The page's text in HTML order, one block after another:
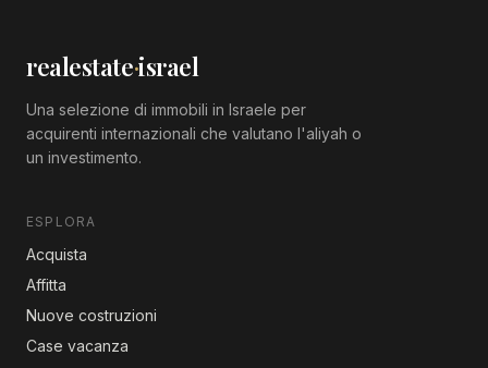
realestate·israel
Una selezione di immobili in Israele per
acquirenti internazionali che valutano l'aliyah o
un investimento.
ESPLORA
Acquista
Affitta
Nuove costruzioni
Case vacanza